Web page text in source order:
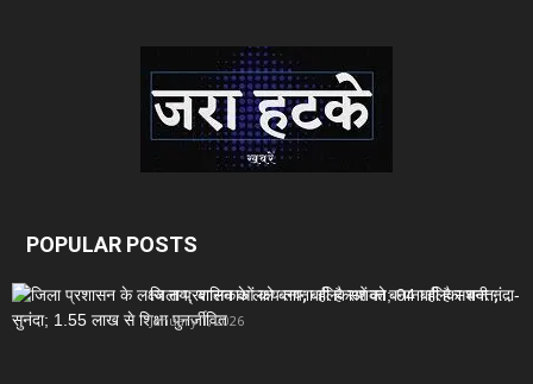
POPULAR POSTS
जिला प्रशासन के लक्ष्य तय; बालिकाओं को बनाना ही है सशक्त;...
January 1, 2026